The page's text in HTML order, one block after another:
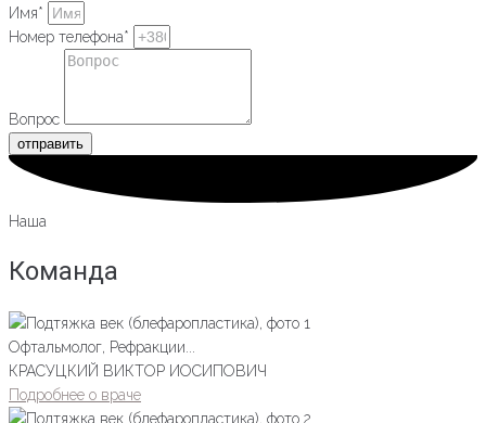
Имя*
Номер телефона*
Вопрос
отправить
Наша
Команда
Офтальмолог, Рефракции...
КРАСУЦКИЙ ВИКТОР ИОСИПОВИЧ
Подробнее о враче